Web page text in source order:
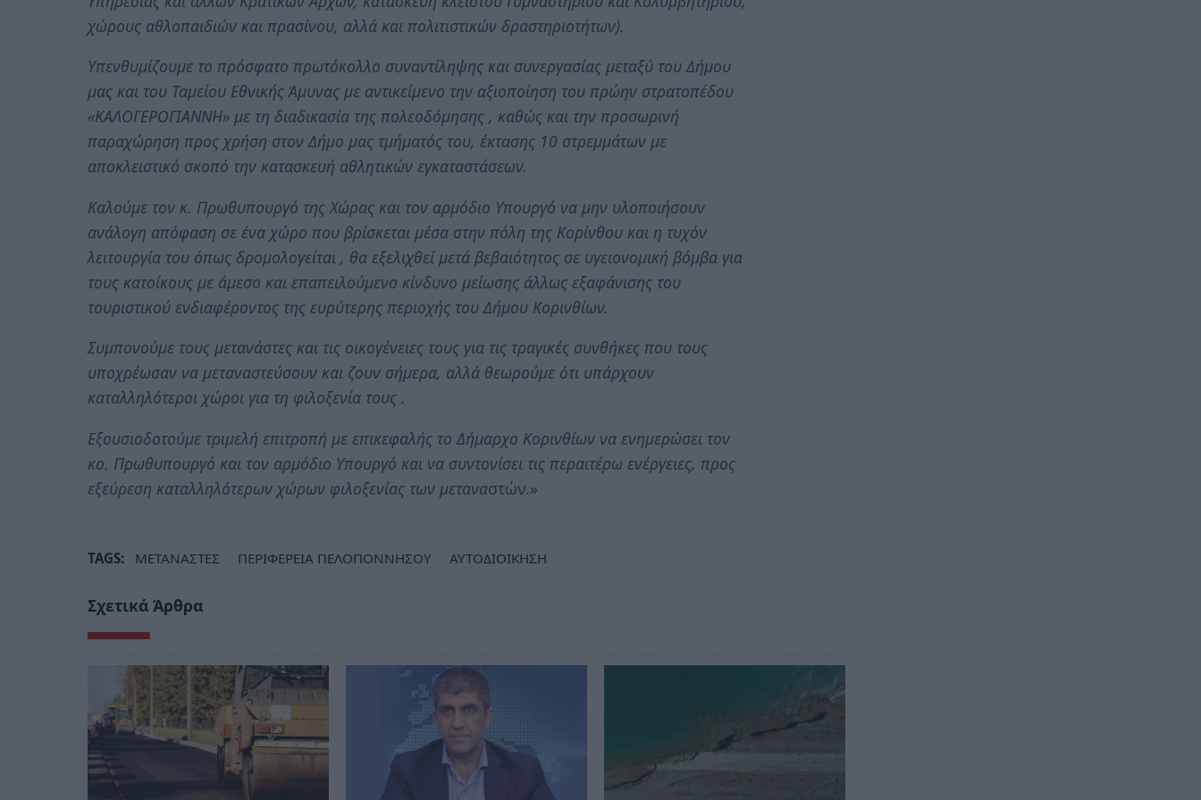
χώρους αθλοπαιδιών και πρασίνου, αλλά και πολιτιστικών δραστηριοτήτων).
Υπενθυμίζουμε το πρόσφατο πρωτόκολλο συναντίληψης και συνεργασίας μεταξύ του Δήμου
μας και του Ταμείου Εθνικής Άμυνας με αντικείμενο την αξιοποίηση του πρώην στρατοπέδου
«ΚΑΛΟΓΕΡΟΓΙΑΝΝΗ» με τη διαδικασία της πολεοδόμησης , καθώς και την προσωρινή
παραχώρηση προς χρήση στον Δήμο μας τμήματός του, έκτασης 10 στρεμμάτων με
αποκλειστικό σκοπό την κατασκευή αθλητικών εγκαταστάσεων.
Καλούμε τον κ. Πρωθυπουργό της Χώρας και τον αρμόδιο Υπουργό να μην υλοποιήσουν
ανάλογη απόφαση σε ένα χώρο που βρίσκεται μέσα στην πόλη της Κορίνθου και η τυχόν
λειτουργία του όπως δρομολογείται , θα εξελιχθεί μετά βεβαιότητος σε υγειονομική βόμβα για
τους κατοίκους με άμεσο και επαπειλούμενο κίνδυνο μείωσης άλλως εξαφάνισης του
τουριστικού ενδιαφέροντος της ευρύτερης περιοχής του Δήμου Κορινθίων.
Συμπονούμε τους μετανάστες και τις οικογένειες τους για τις τραγικές συνθήκες που τους
υποχρέωσαν να μεταναστεύσουν και ζουν σήμερα, αλλά θεωρούμε ότι υπάρχουν
καταλληλότεροι χώροι για τη φιλοξενία τους .
Εξουσιοδοτούμε τριμελή επιτροπή με επικεφαλής το Δήμαρχο Κορινθίων να ενημερώσει τον
κο. Πρωθυπουργό και τον αρμόδιο Υπουργό και να συντονίσει τις περαιτέρω ενέργειες, προς
εξεύρεση καταλληλότερων χώρων φιλοξενίας των μεταναστών.»
TAGS: ΜΕΤΑΝΑΣΤΕΣ ΠΕΡΙΦΕΡΕΙΑ ΠΕΛΟΠΟΝΝΗΣΟΥ ΑΥΤΟΔΙΟΙΚΗΣΗ
Σχετικά Άρθρα